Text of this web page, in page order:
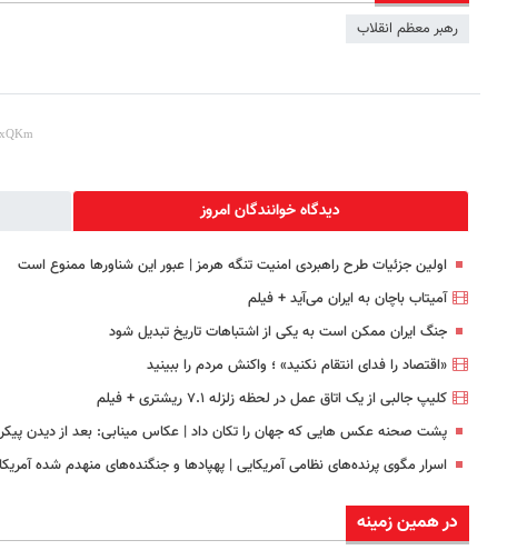
رهبر معظم انقلاب
دیدگاه خوانندگان امروز
اولین جزئیات طرح راهبردی امنیت تنگه هرمز | عبور این شناورها ممنوع است
آمیتاب باچان به ایران می‌آید + فیلم
جنگ ایران ممکن است به یکی از اشتباهات تاریخ تبدیل شود
«اقتصاد را فدای انتقام نکنید» ؛ واکنش مردم را ببینید
کلیپ جالبی از یک اتاق عمل در لحظه زلزله ۷.۱ ریشتری + فیلم
پشت صحنه عکس هایی که جهان را تکان داد | عکاس مینابی: بعد از دیدن پیکر
اسرار مگوی پرنده‌های نظامی آمریکایی | پهپادها و جنگنده‌های منهدم شده
در همین زمینه